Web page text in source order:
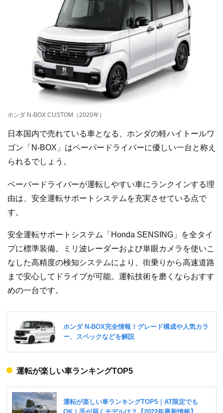
ホンダ N-BOX CUSTOM（2020年）
日本国内で売れている車となる、ホンダの軽ハイトールワ
ゴン「N-BOX」はペーパードライバーに優しい一台と称え
られるでしょう。
ペーパードライバーが運転しやすい車にランクインする理
由は、安全運転サポートシステムを充実させている点で
す。
安全運転サポートシステム「Honda SENSING」を全タイ
プに標準装備。ミリ波レーダーおよび単眼カメラを使いこ
なした高精度の検知システムにより、街乗りから高速道路
まで安心してドライブが可能。運転技術を磨くならおすす
めの一台です。
運転が楽しい車ランキングTOP5